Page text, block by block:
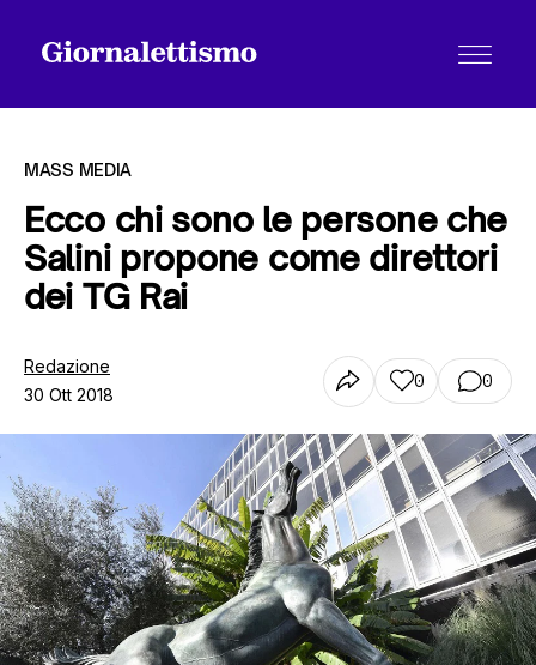
Tutti gli articoli
Chi siamo
MASS MEDIA
Ecco chi sono le persone che
Salini propone come direttori
dei TG Rai
Redazione
30 Ott 2018
0 0